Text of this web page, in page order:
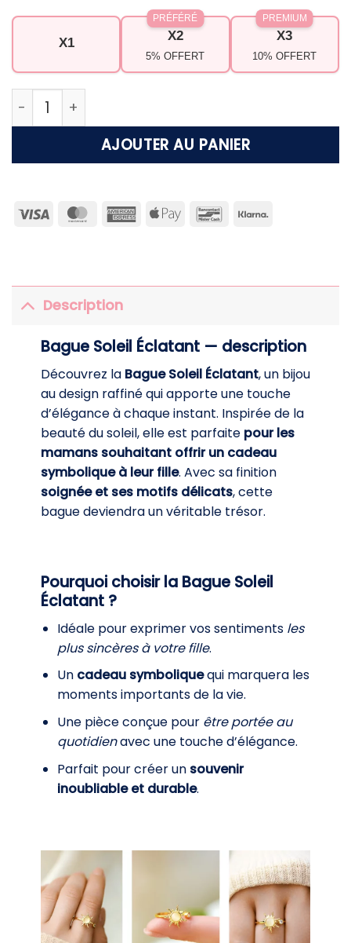
X1 X2
5% OFFERT
PRÉFÉRÉ
X3
10% OFFERT
PREMIUM
quantité de Bague Soleil Éclatant
AJOUTER AU PANIER
Visa MasterCardAmericanApple
Bancontact
Klarna
Description
Bague Soleil Éclatant — description
Découvrez la Bague Soleil Éclatant, un bijou
au design raffiné qui apporte une touche
d’élégance à chaque instant. Inspirée de la
beauté du soleil, elle est parfaitepour les
mamans souhaitant offrir un cadeau
symbolique à leur fille. Avec sa finition
soignée et ses motifs délicats, cette
bague deviendra un véritable trésor.
Pourquoi choisir la Bague Soleil
Éclatant ?
Idéale pour exprimer vos sentiments les
plus sincères à votre fille.
Un cadeau symboliquequi marquera les
moments importants de la vie.
Une pièce conçue pour être portée au
quotidienavec une touche d’élégance.
Parfait pour créer un souvenir
inoubliable et durable.